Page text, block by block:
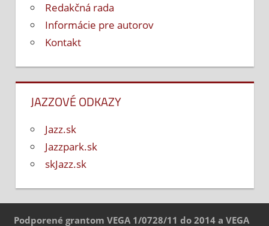
Redakčná rada
Informácie pre autorov
Kontakt
JAZZOVÉ ODKAZY
Jazz.sk
Jazzpark.sk
skJazz.sk
Podporené grantom VEGA 1/0728/11 do 2014 a VEGA